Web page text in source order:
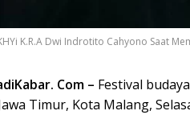
K.R.A Dwi Indrotito Cahyono Saat
Com – Festival
Timur, Kota Malang,